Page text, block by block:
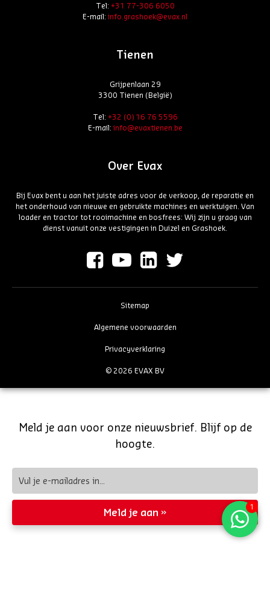
Tel: +31 77-306 6050
E-mail:info.grashoek@evax.nl
Tienen
Grijpenlaan 29
3300 Tienen (België)
Tel: +32 (0) 16 76 5596
E-mail:info@evaxtienen.be
Over Evax
Bij Evax bent u aan het juiste adres voor de verkoop, de reparatie en
het onderhoud van nieuwe en gebruikte machines en werktuigen. Van
loader en tractor tot rooimachine en bosfrees: Wij zijn u graag van
dienst vanuit onze vestigingen in Duizel en Grashoek.
© 2026 EVAX BV
Sitemap
Algemene voorwaarden
Privacyverklaring
Meld je aan voor onze nieuwsbrief. Blijf op de
hoogte.
Meld je aan